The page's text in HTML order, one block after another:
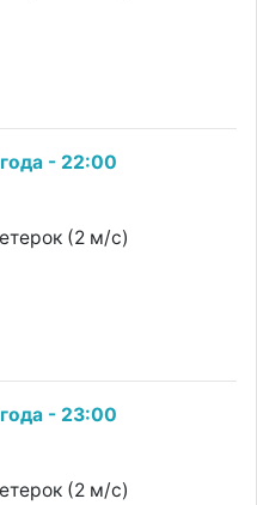
- 22:00
(2 м/с)
- 23:00
(2 м/с)